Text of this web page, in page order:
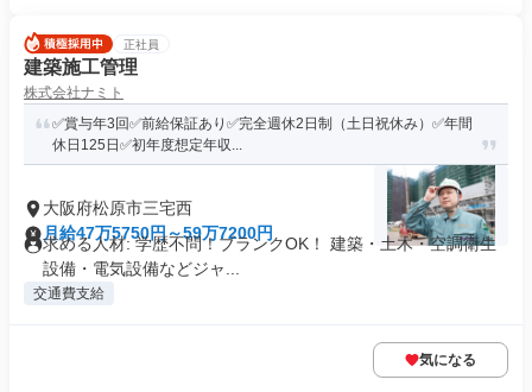
正社員
建築施工管理
株式会社ナミト
✅賞与年3回✅前給保証あり✅完全週休2日制（土日祝休み）✅年間
休日125日✅初年度想定年収...
大阪府松原市三宅西
月給47万5750円～59万7200円
求める人材: 学歴不問！ブランクOK！ 建築・土木・空調衛生
設備・電気設備などジャ...
交通費支給
気になる